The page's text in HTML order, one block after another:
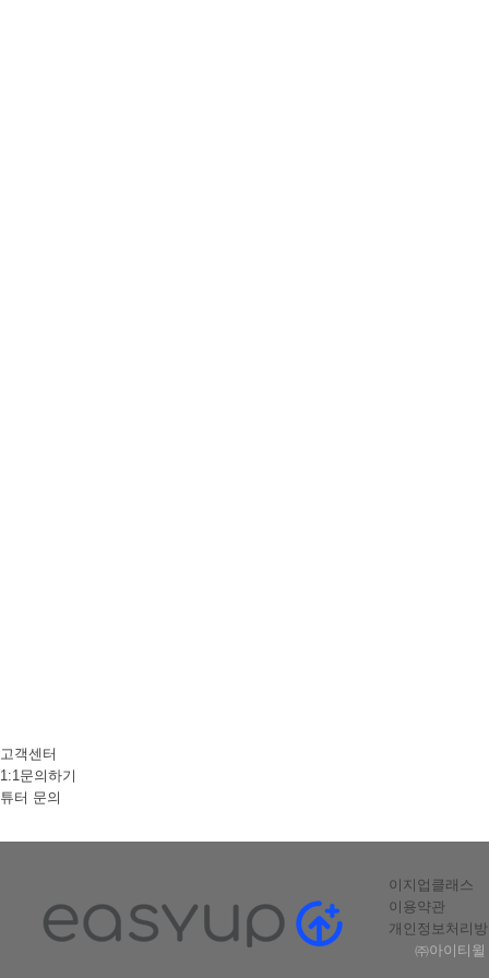
고객센터
1:1문의하기
튜터 문의
이지업클래스
이용약관
개인정보처리
㈜아이티